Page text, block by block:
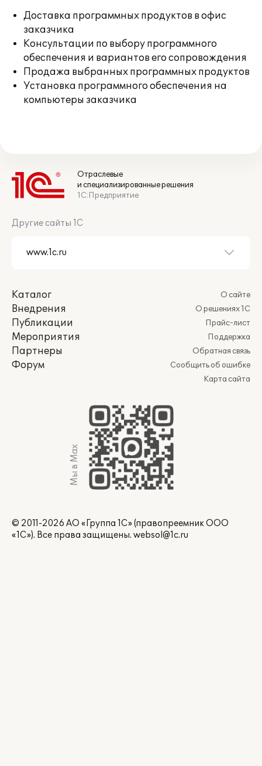
Доставка программных продуктов в офис
заказчика
Консультации по выбору программного
обеспечения и вариантов его сопровождения
Продажа выбранных программных продуктов
Установка программного обеспечения на
компьютеры заказчика
Отраслевые
и специализированные решения
1С:Предприятие
Другие сайты 1С
Каталог
Внедрения
Публикации
Мероприятия
Партнеры
Форум
О сайте
О решениях 1С
Прайс-лист
Поддержка
Обратная связь
Сообщить об ошибке
Карта сайта
Мы в Max
© 2011-2026 АО «Группа 1С» (правопреемник ООО
«1С»). Все права защищены. websol@1c.ru